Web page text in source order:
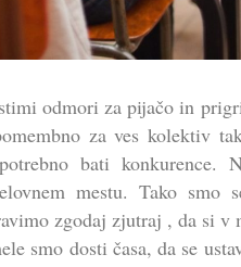
odmori za pijačo in
za ves kolektiv
bati konkurence.
mestu. Tako smo
zgodaj zjutraj , da si v
smo dosti časa, da se